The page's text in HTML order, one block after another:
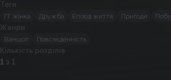
Теги
ГГ жінка Дружба Епізод життя Пригоди
Жанри
Ваншот Повсякденність
Кількість розділів
1 з 1